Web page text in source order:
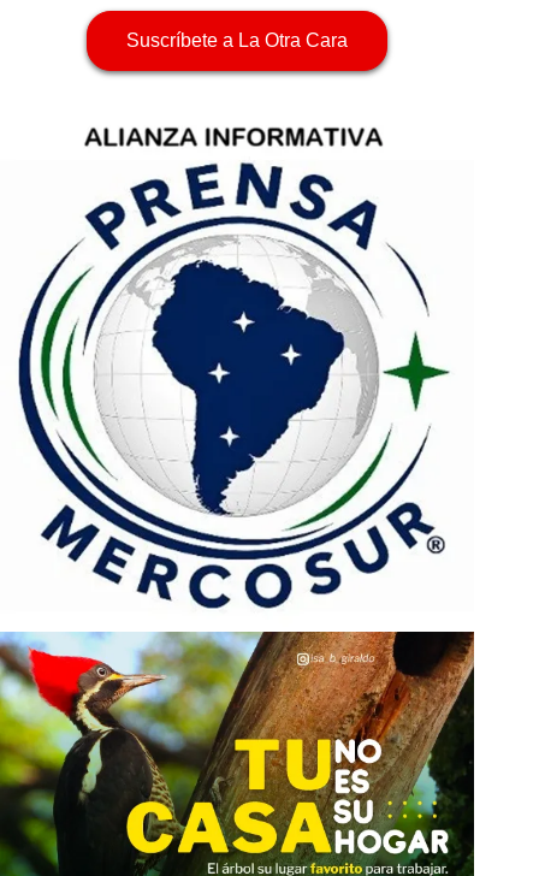
Suscríbete a La Otra Cara